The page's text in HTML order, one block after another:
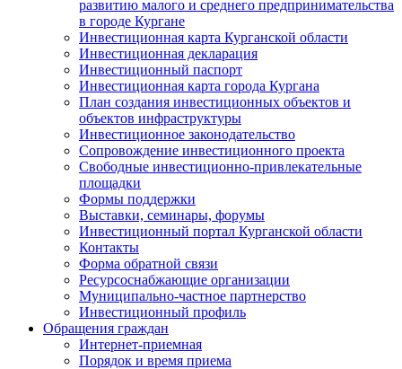
развитию малого и среднего предпринимательства
в городе Кургане
Инвестиционная карта Курганской области
Инвестиционная декларация
Инвестиционный паспорт
Инвестиционная карта города Кургана
План создания инвестиционных объектов и
объектов инфраструктуры
Инвестиционное законодательство
Сопровождение инвестиционного проекта
Свободные инвестиционно-привлекательные
площадки
Формы поддержки
Выставки, семинары, форумы
Инвестиционный портал Курганской области
Контакты
Форма обратной связи
Ресурсоснабжающие организации
Муниципально-частное партнерство
Инвестиционный профиль
Обращения граждан
Интернет-приемная
Порядок и время приема